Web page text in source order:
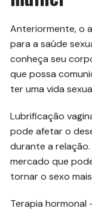
Anteriormente, o
para a saúde
conheça seu
que possa
ter uma vida
Lubrificação
pode afetar o
durante a
mercado que
tornar o sexo
Terapia hormonal